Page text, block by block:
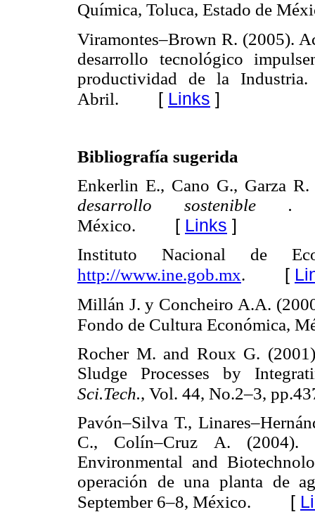
Química, Toluca, Estado de
Viramontes–Brown R. (2005).
desarrollo tecnológico
productividad de la
Abril. [ Links ]
Bibliografía sugerida
Enkerlin E., Cano G., Garza
desarrollo sostenible
México. [ Links ]
Instituto Nacional de
http://www.ine.gob.mx. [
Millán J. y Concheiro A.A.
Fondo de Cultura Económica,
Rocher M. and Roux G.
Sludge Processes by
Sci.Tech., Vol. 44, No.2–3,
Pavón–Silva T.,
C., Colín–Cruz A. (2004).
Environmental and
operación de una planta de
September 6–8, México. [